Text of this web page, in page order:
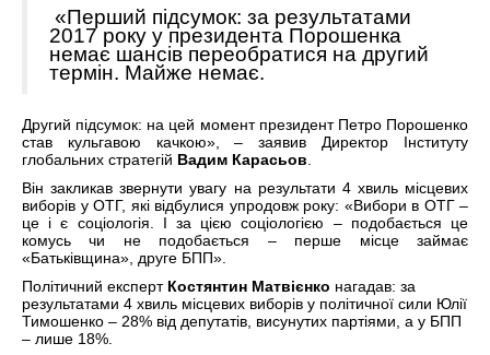
«Перший підсумок: за результатами
2017 року у президента Порошенка
немає шансів переобратися на другий
термін. Майже немає.
Другий підсумок: на цей момент президент Петро Порошенко
став кульгавою качкою», – заявив Директор Інституту
глобальних стратегій Вадим Карасьов.
Він закликав звернути увагу на результати 4 хвиль місцевих
виборів у ОТГ, які відбулися упродовж року: «Вибори в ОТГ –
це і є соціологія. І за цією соціологією – подобається це
комусь чи не подобається – перше місце займає
«Батьківщина», друге БПП».
Політичний експерт Костянтин Матвієнко нагадав: за
результатами 4 хвиль місцевих виборів у політичної сили Юлії
Тимошенко – 28% від депутатів, висунутих партіями, а у БПП
– лише 18%.